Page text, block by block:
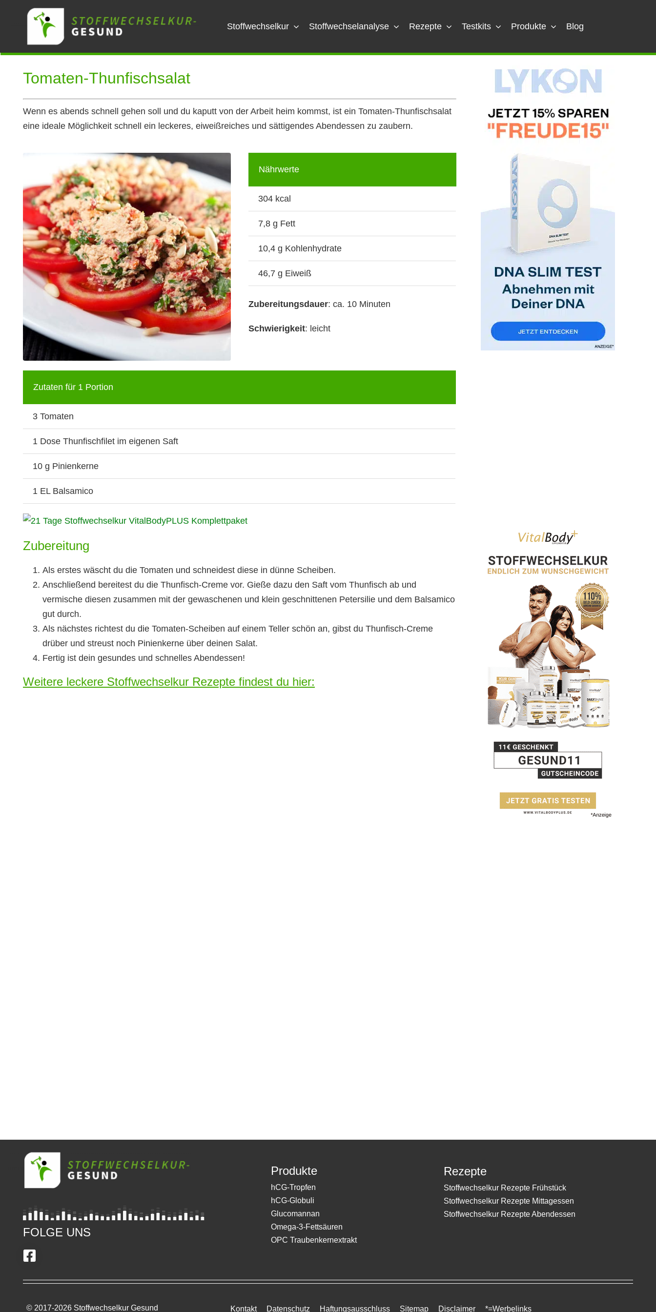
Stoffwechselkur Stoffwechselanalyse Rezepte Testkits Produkte Blog
Tomaten-Thunfischsalat
Wenn es abends schnell gehen soll und du kaputt von der Arbeit heim kommst, ist ein Tomaten-Thunfischsalat
eine ideale Möglichkeit schnell ein leckeres, eiweißreiches und sättigendes Abendessen zu zaubern.
Nährwerte
304 kcal
7,8 g Fett
10,4 g Kohlenhydrate
46,7 g Eiweiß
Zubereitungsdauer: ca. 10 Minuten
Schwierigkeit: leicht
Zutaten für 1 Portion
3 Tomaten
1 Dose Thunfischfilet im eigenen Saft
10 g Pinienkerne
1 EL Balsamico
Zubereitung
Als erstes wäscht du die Tomaten und schneidest diese in dünne Scheiben.
Anschließend bereitest du die Thunfisch-Creme vor. Gieße dazu den Saft vom Thunfisch ab und
vermische diesen zusammen mit der gewaschenen und klein geschnittenen Petersilie und dem Balsamico
gut durch.
Als nächstes richtest du die Tomaten-Scheiben auf einem Teller schön an, gibst du Thunfisch-Creme
drüber und streust noch Pinienkerne über deinen Salat.
Fertig ist dein gesundes und schnelles Abendessen!
Weitere leckere Stoffwechselkur Rezepte findest du hier:
FOLGE UNS
Produkte
hCG-Tropfen
hCG-Globuli
Glucomannan
Omega-3-Fettsäuren
OPC Traubenkernextrakt
Rezepte
Stoffwechselkur Rezepte Frühstück
Stoffwechselkur Rezepte Mittagessen
Stoffwechselkur Rezepte Abendessen ​
© 2017-2026 Stoffwechselkur Gesund Kontakt Datenschutz Haftungsausschluss Sitemap Disclaimer *=Werbelinks